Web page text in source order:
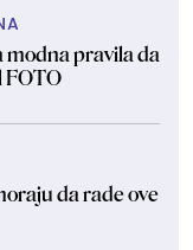
modna pravila da
FOTO
da rade ove